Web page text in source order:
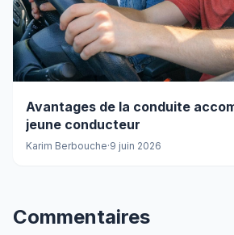
Avantages de la conduite
jeune conducteur
Karim Berbouche·9 juin 2026
Commentaires